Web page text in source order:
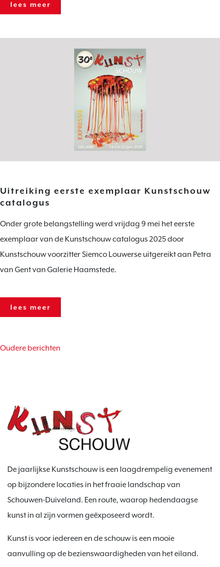
lees meer
Uitreiking eerste exemplaar Kunstschouw
catalogus
Onder grote belangstelling werd vrijdag 9 mei het eerste
exemplaar van de Kunstschouw catalogus 2025 door
Kunstschouw voorzitter Siemco Louwerse uitgereikt aan Petra
van Gent van Galerie Haamstede.
lees meer
berichtennavigatie
Oudere berichten
De jaarlijkse Kunstschouw is een laagdrempelig evenement
op bijzondere locaties in het fraaie landschap van
Schouwen-Duiveland. Een route, waarop hedendaagse
kunst in al zijn vormen geëxposeerd wordt.
Kunst is voor iedereen en de schouw is een mooie
aanvulling op de bezienswaardigheden van het eiland.